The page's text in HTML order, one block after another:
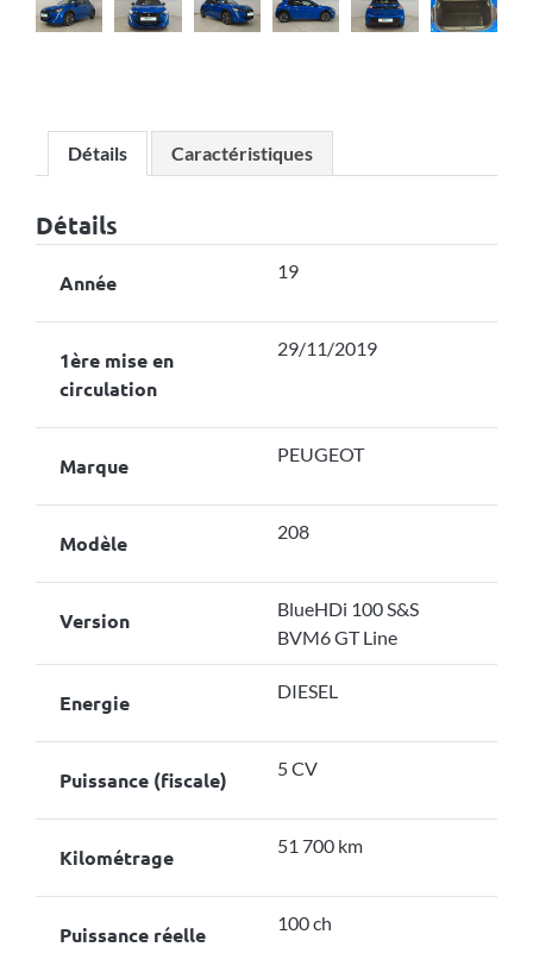
Détails Caractéristiques
Détails
Année 19
1ère mise en
circulation
29/11/2019
Marque PEUGEOT
Modèle 208
Version
BlueHDi 100 S&S
BVM6 GT Line
Energie DIESEL
Puissance (fiscale) 5 CV
Kilométrage 51 700 km
Puissance réelle 100 ch